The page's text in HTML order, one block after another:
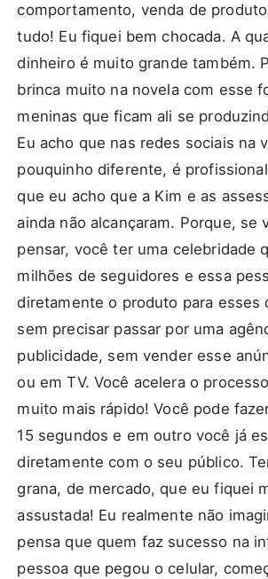
comportamento, venda de
tudo! Eu fiquei bem chocada. A
dinheiro é muito grande também.
brinca muito na novela com esse
meninas que ficam ali se
Eu acho que nas redes sociais na
pouquinho diferente, é
que eu acho que a Kim e as
ainda não alcançaram. Porque, se
pensar, você ter uma celebridade
milhões de seguidores e essa
diretamente o produto para esses
sem precisar passar por uma
publicidade, sem vender esse
ou em TV. Você acelera o
muito mais rápido! Você pode
15 segundos e em outro você já
diretamente com o seu público.
grana, de mercado, que eu fiquei
assustada! Eu realmente não
pensa que quem faz sucesso na
pessoa que pegou o celular,